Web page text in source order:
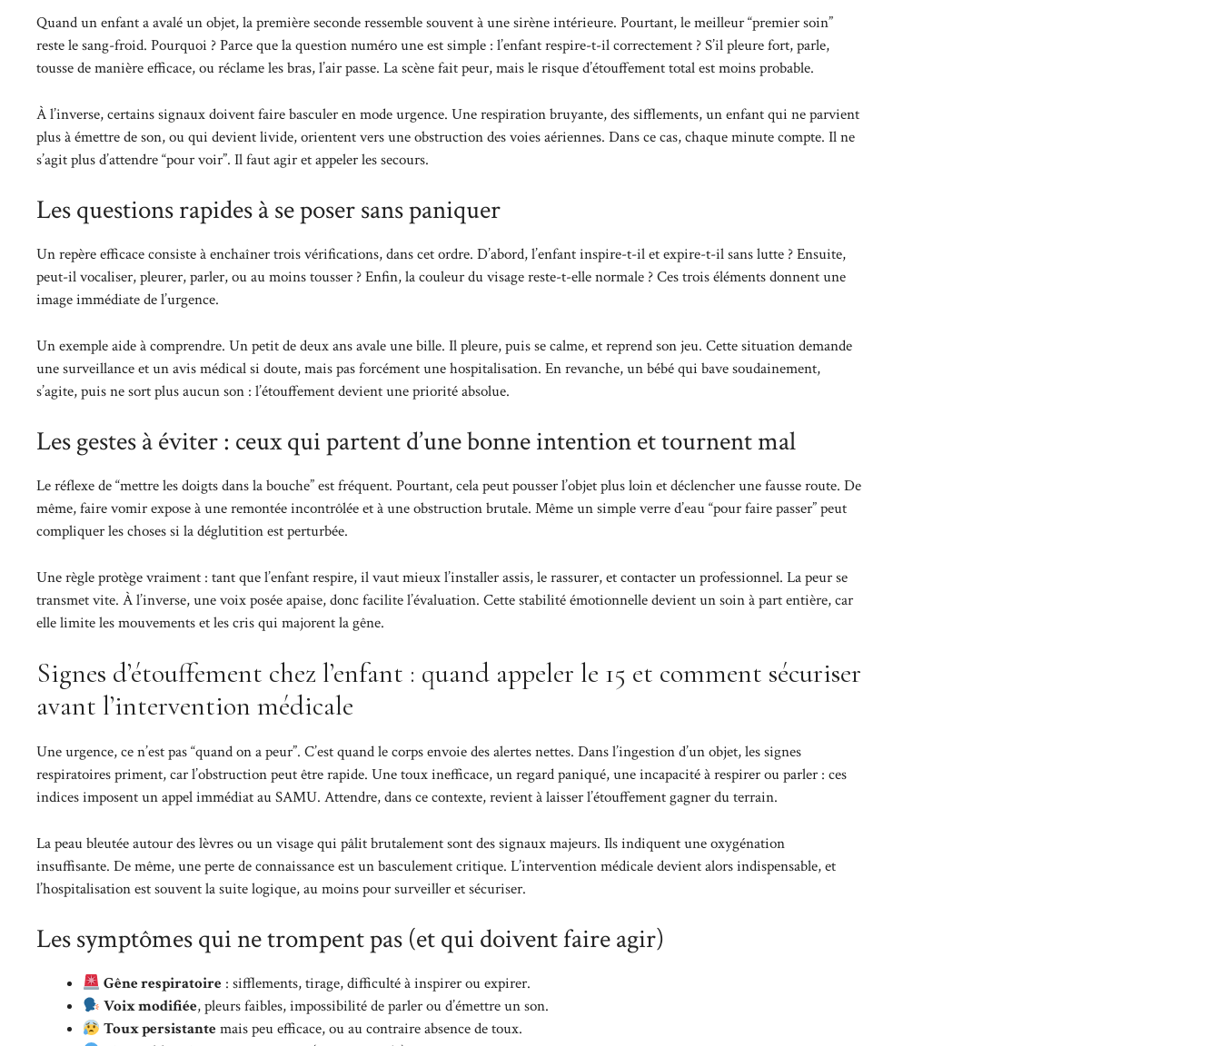
Quand un enfant a avalé un objet, la première seconde ressemble souvent à une sirène intérieure. Pourtant, le meilleur “premier soin”
reste le sang-froid. Pourquoi ? Parce que la question numéro une est simple : l’enfant respire-t-il correctement ? S’il pleure fort, parle,
tousse de manière efficace, ou réclame les bras, l’air passe. La scène fait peur, mais le risque d’étouffement total est moins probable.
À l’inverse, certains signaux doivent faire basculer en mode urgence. Une respiration bruyante, des sifflements, un enfant qui ne parvient
plus à émettre de son, ou qui devient livide, orientent vers une obstruction des voies aériennes. Dans ce cas, chaque minute compte. Il ne
s’agit plus d’attendre “pour voir”. Il faut agir et appeler les secours.
Les questions rapides à se poser sans paniquer
Un repère efficace consiste à enchaîner trois vérifications, dans cet ordre. D’abord, l’enfant inspire-t-il et expire-t-il sans lutte ? Ensuite,
peut-il vocaliser, pleurer, parler, ou au moins tousser ? Enfin, la couleur du visage reste-t-elle normale ? Ces trois éléments donnent une
image immédiate de l’urgence.
Un exemple aide à comprendre. Un petit de deux ans avale une bille. Il pleure, puis se calme, et reprend son jeu. Cette situation demande
une surveillance et un avis médical si doute, mais pas forcément une hospitalisation. En revanche, un bébé qui bave soudainement,
s’agite, puis ne sort plus aucun son : l’étouffement devient une priorité absolue.
Les gestes à éviter : ceux qui partent d’une bonne intention et tournent mal
Le réflexe de “mettre les doigts dans la bouche” est fréquent. Pourtant, cela peut pousser l’objet plus loin et déclencher une fausse route. De
même, faire vomir expose à une remontée incontrôlée et à une obstruction brutale. Même un simple verre d’eau “pour faire passer” peut
compliquer les choses si la déglutition est perturbée.
Une règle protège vraiment : tant que l’enfant respire, il vaut mieux l’installer assis, le rassurer, et contacter un professionnel. La peur se
transmet vite. À l’inverse, une voix posée apaise, donc facilite l’évaluation. Cette stabilité émotionnelle devient un soin à part entière, car
elle limite les mouvements et les cris qui majorent la gêne.
Signes d’étouffement chez l’enfant : quand appeler le 15 et comment sécuriser
avant l’intervention médicale
Une urgence, ce n’est pas “quand on a peur”. C’est quand le corps envoie des alertes nettes. Dans l’ingestion d’un objet, les signes
respiratoires priment, car l’obstruction peut être rapide. Une toux inefficace, un regard paniqué, une incapacité à respirer ou parler : ces
indices imposent un appel immédiat au SAMU. Attendre, dans ce contexte, revient à laisser l’étouffement gagner du terrain.
La peau bleutée autour des lèvres ou un visage qui pâlit brutalement sont des signaux majeurs. Ils indiquent une oxygénation
insuffisante. De même, une perte de connaissance est un basculement critique. L’intervention médicale devient alors indispensable, et
l’hospitalisation est souvent la suite logique, au moins pour surveiller et sécuriser.
Les symptômes qui ne trompent pas (et qui doivent faire agir)
Gêne respiratoire : sifflements, tirage, difficulté à inspirer ou expirer.
Voix modifiée, pleurs faibles, impossibilité de parler ou d’émettre un son.
Toux persistantemais peu efficace, ou au contraire absence de toux.